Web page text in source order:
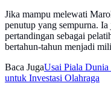
Jika mampu melewati
penutup yang sempurna.
pertandingan sebagai
bertahun-tahun menjadi
Baca JugaUsai Piala
untuk Investasi Olahraga